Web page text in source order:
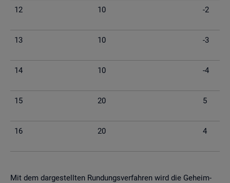
12 10 -2
13 10 -3
14 10 -4
15 20 5
16 20 4
Mit dem dar­ge­stell­ten Run­dungs­ver­fah­ren wird die Ge­heim­